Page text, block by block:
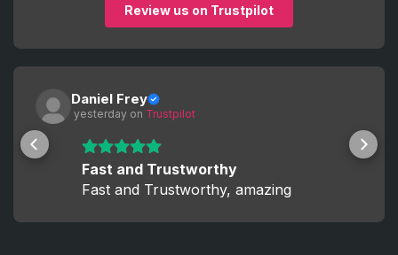
Review us on Trustpilot
Daniel Frey
yesterday on Trustpilot
Fast and Trustworthy
Fast and Trustworthy, amazing